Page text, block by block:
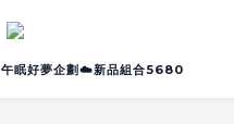
午眠好夢企劃☁️新品組合5680